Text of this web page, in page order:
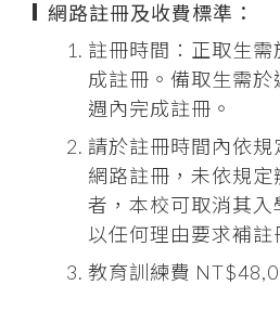
網路註冊及收費標準：
註冊時間：正取生
成註冊。備取生需
週內完成註冊。
請於註冊時間內依
網路註冊，未依規
者，本校可取消其
以任何理由要求補註
教育訓練費